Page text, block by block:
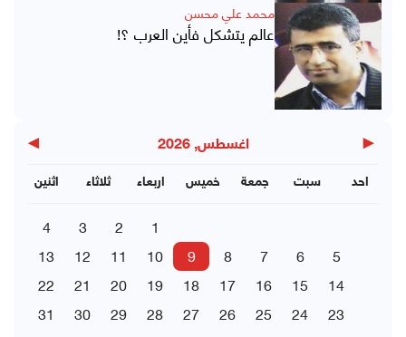
محمد علي محسن
عالم يتشكل فأين العرب ؟!
◀ اغسطس, 2026 ▶
اثنين ثلاثاء اربعاء خميس جمعة سبت احد
1
2
3
4
5
6
7
8
9
10
11
12
13
14
15
16
17
18
19
20
21
22
23
24
25
26
27
28
29
30
31